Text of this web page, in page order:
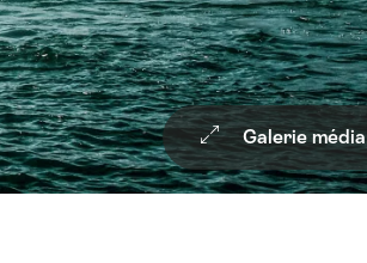
Galerie média